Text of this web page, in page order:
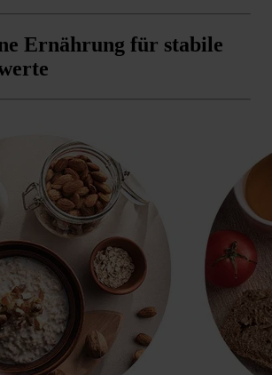
Ernährung für stabile